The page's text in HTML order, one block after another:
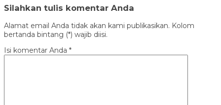
Silahkan tulis komentar Anda
Alamat email Anda tidak akan kami publikasikan. Kolom
bertanda bintang (*) wajib diisi.
Isi komentar Anda *